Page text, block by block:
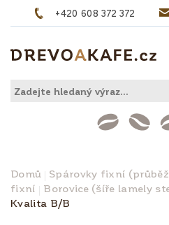
+420 608 372 372
Domů Spárovky fixní
fixní
Borovice (šíře lamely
Kvalita B/B